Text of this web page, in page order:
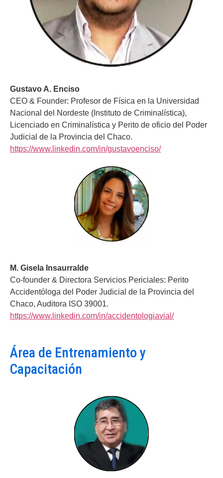
Gustavo A. Enciso
CEO & Founder: Profesor de Física en la Universidad
Nacional del Nordeste (Instituto de Criminalística),
Licenciado en Criminalística y Perito de oficio del Poder
Judicial de la Provincia del Chaco.
https://www.linkedin.com/in/gustavoenciso/
M. Gisela Insaurralde
Co-founder & Directora Servicios Periciales: Perito
Accidentóloga del Poder Judicial de la Provincia del
Chaco, Auditora ISO 39001.
https://www.linkedin.com/in/accidentologiavial/
Área de Entrenamiento y
Capacitación